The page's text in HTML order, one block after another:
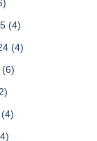
(4)
(4)
(6)
(4)